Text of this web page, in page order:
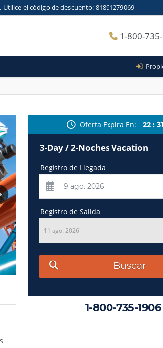
el código de descuento: 81891279069
1-800-
Oferta Expira En 22 : 31
3-Day / 2-Noches Vacation
Registro de Llegada
Registro de Salida
11 ago. 2026
Buscar
1-800-735-1906